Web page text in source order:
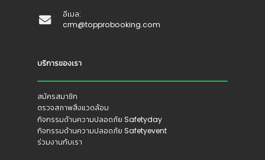
อีเมล:
crm@topprobooking.com
บริการของเรา
สมัครสมาชิก
ตรวจสภาพสิ่งแวดล้อม
กิจกรรมด้านความปลอดภัย Safetyday
กิจกรรมด้านความปลอดภัย Safetyevent
ร่วมงานกับเรา